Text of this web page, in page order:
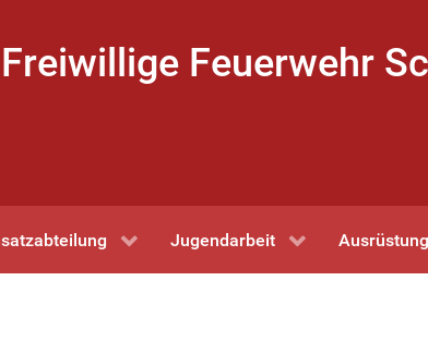
Freiwillige Feuerwehr
Jugendarbeit Ausrüstung